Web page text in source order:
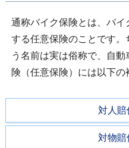
通称バイク保険とは、バ
する任意保険のことです。
う名前は実は俗称で、自
険（任意保険）には以下の
対人賠
対物賠